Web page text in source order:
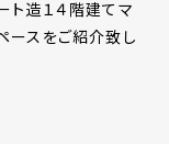
ト造１４階建てマ
ースをご紹介致し